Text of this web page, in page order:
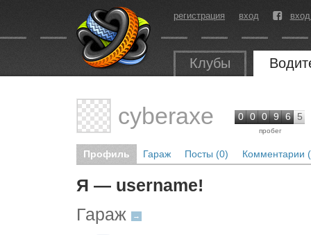
регистрация вход
Клубы
cyberaxe 0 0 0 9 6 5
пробег
Профиль Гараж Посты (0) Комментарии
Я — username!
Гараж
→